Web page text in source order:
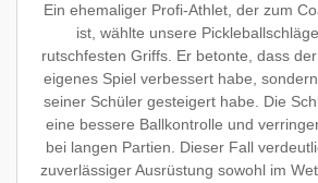
Ein ehemaliger Profi-Athlet, der zum
ist, wählte unsere
rutschfesten Griffs. Er betonte, dass
eigenes Spiel verbessert habe,
seiner Schüler gesteigert habe. Die
eine bessere Ballkontrolle und
bei langen Partien. Dieser Fall
zuverlässiger Ausrüstung sowohl im